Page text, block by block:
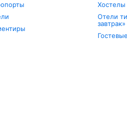
Хостелы
Отели
завтрак»